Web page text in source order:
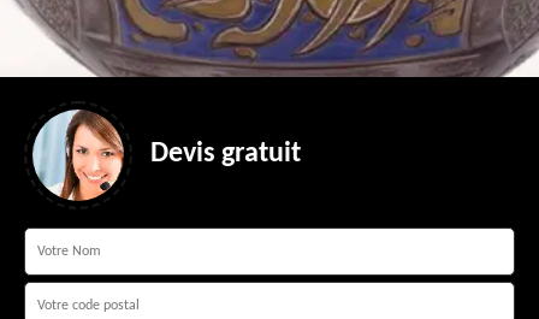
Devis gratuit